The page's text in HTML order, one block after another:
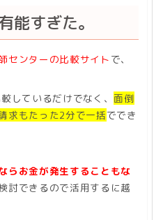
能すぎた。
センターの比較サイト で、
しているだけでなく、 面倒
求もたった2分で一括ででき
らお金が発生することもな
討できるので活用するに越